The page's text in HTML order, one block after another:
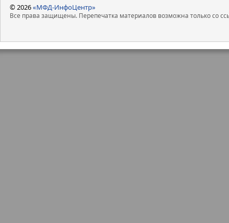
© 2026«МФД-ИнфоЦентр»
Все права защищены. Перепечатка материалов возможна только со